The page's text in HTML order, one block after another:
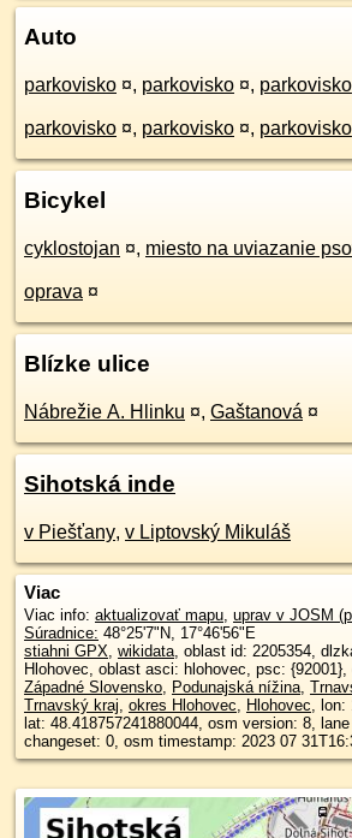
Auto
parkovisko ¤, parkovisko ¤, parkovisko
parkovisko ¤, parkovisko ¤, parkovisko
Bicykel
cyklostojan ¤, miesto na uviazanie
oprava ¤
Blízke ulice
Nábrežie A. Hlinku ¤, Gaštanová ¤
Sihotská inde
v Piešťany, v Liptovský Mikuláš
Viac
Viac info: aktualizovať mapu, uprav v JOSM
Súradnice: 48°25'7"N, 17°46'56"E
stiahni GPX, wikidata, oblast id: 2205354, dlzka: 341, oblast name:
Hlohovec, oblast asci: hlohovec, psc: {92001},
Západné Slovensko, Podunajská nížina,
Trnavský kraj, okres Hlohovec, Hlohovec, lon:
lat: 48.418757241880044, osm version: 8,
changeset: 0, osm timestamp: 2023 07